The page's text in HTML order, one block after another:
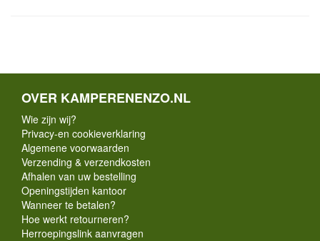
OVER KAMPERENENZO.NL
Wie zijn wij?
Privacy-en cookieverklaring
Algemene voorwaarden
Verzending & verzendkosten
Afhalen van uw bestelling
Openingstijden kantoor
Wanneer te betalen?
Hoe werkt retourneren?
Herroepingslink aanvragen